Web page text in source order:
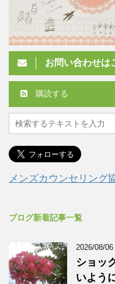
お問い合わせは
購読する
メンズカウンセリング
ブログ新着記事一覧
2026/08/06
ショッ
いよう